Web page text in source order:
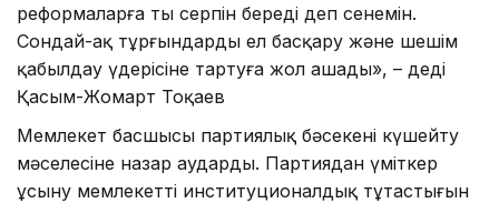
реформаларға тың серпін береді деп сенемін.
Сондай-ақ тұрғындарды ел басқару және шешім
қабылдау үдерісіне тартуға жол ашады», – деді
Қасым-Жомарт Тоқаев
Мемлекет басшысы партиялық бәсекені күшейту
мәселесіне назар аударды. Партиядан үміткер
ұсыну мемлекеттің институционалдық тұтастығын